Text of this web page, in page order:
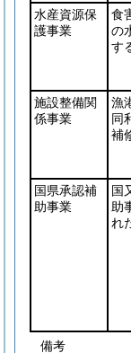
水産資源保
護事業
食
の
す
施設整備関
係事業
漁
同
補
国県承認補
助事業
国
助
れ
備考